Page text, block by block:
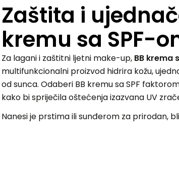
Zaštita i
kremu sa SPF-
Za lagani i zaštitni ljetni make-up, BB krema
multifunkcionalni proizvod hidrira kožu,
od sunca. Odaberi BB kremu sa SPF
kako bi spriječila oštećenja izazvana UV
Nanesi je prstima ili sunđerom za prirodan,